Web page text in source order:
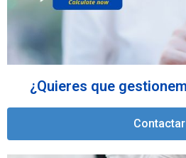
¿Quieres que
Contactar